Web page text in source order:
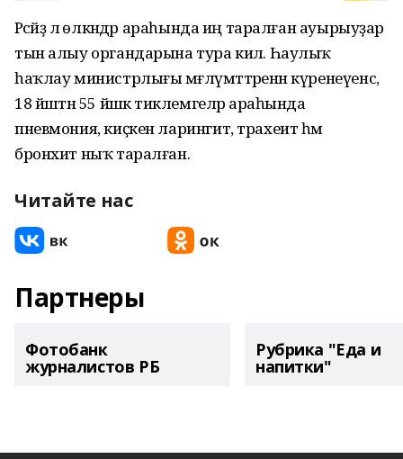
Рәсәйҙә лә өлкәндәр араһында иң таралған ауырыуҙар
тын алыу органдарына тура килә. Һаулыҡ
һаҡлау министрлығы мәғлүмәттәренән күренеүенсә,
18 йәштән 55 йәшкә тиклемгеләр араһында
пневмония, киҫкен ларингит, трахеит һәм
бронхит ныҡ таралған.
Читайте нас
Партнеры
Фотобанк
журналистов РБ
Рубрика "Еда и
напитки"